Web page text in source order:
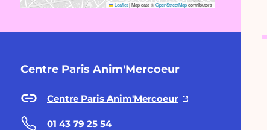
Leaflet|Map data ©OpenStreetMapcontributors
Centre Paris Anim'Mercoeur
Centre Paris Anim'Mercoeur
01 43 79 25 54